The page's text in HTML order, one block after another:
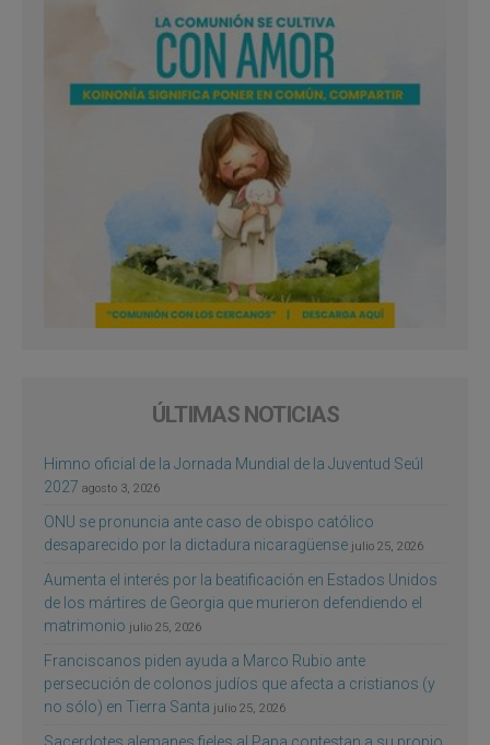
ÚLTIMAS NOTICIAS
Himno oficial de la Jornada Mundial de la Juventud Seúl
2027 agosto 3, 2026
ONU se pronuncia ante caso de obispo católico
desaparecido por la dictadura nicaragüense julio 25, 2026
Aumenta el interés por la beatificación en Estados Unidos
de los mártires de Georgia que murieron defendiendo el
matrimonio julio 25, 2026
Franciscanos piden ayuda a Marco Rubio ante
persecución de colonos judíos que afecta a cristianos (y
no sólo) en Tierra Santa julio 25, 2026
Sacerdotes alemanes fieles al Papa contestan a su propio